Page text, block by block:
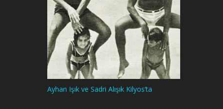
Ayhan Işık ve Sadri Alışık Kilyos’ta